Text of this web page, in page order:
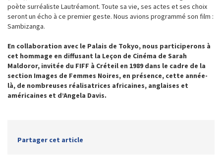
poète surréaliste Lautréamont. Toute sa vie, ses actes et ses choix
seront un écho à ce premier geste. Nous avions programmé son film :
Sambizanga.
En collaboration avec le Palais de Tokyo, nous participerons à
cet hommage en diffusant la Leçon de Cinéma de Sarah
Maldoror, invitée du FIFF à Créteil en 1989 dans le cadre de la
section Images de Femmes Noires, en présence, cette année-
là, de nombreuses réalisatrices africaines, anglaises et
américaines et d’Angela Davis.
Partager cet article